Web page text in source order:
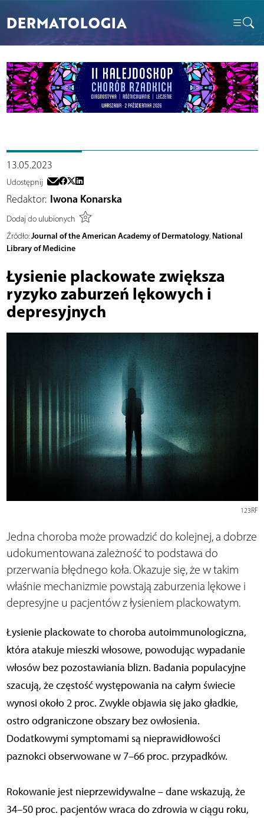
DERMATOLOGIA
13.05.2023
Udostępnij
Redaktor: Iwona Konarska
Dodaj do ulubionych
Źródło: Journal of the American Academy of Dermatology, National
Library of Medicine
Łysienie plackowate zwiększa
ryzyko zaburzeń lękowych i
depresyjnych
123RF
Jedna choroba może prowadzić do kolejnej, a dobrze
udokumentowana zależność to podstawa do
przerwania błędnego koła. Okazuje się, że w takim
właśnie mechanizmie powstają zaburzenia lękowe i
depresyjne u pacjentów z łysieniem plackowatym.
Łysienie plackowate to choroba autoimmunologiczna,
która atakuje mieszki włosowe, powodując wypadanie
włosów bez pozostawiania blizn. Badania populacyjne
szacują, że częstość występowania na całym świecie
wynosi około 2 proc. Zwykle objawia się jako gładkie,
ostro odgraniczone obszary bez owłosienia.
Dodatkowymi symptomami są nieprawidłowości
paznokci obserwowane w 7–66 proc. przypadków.
Rokowanie jest nieprzewidywalne – dane wskazują, że
34–50 proc. pacjentów wraca do zdrowia w ciągu roku,